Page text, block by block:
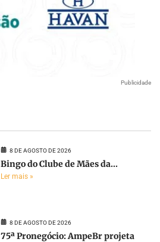
Publicidade
8 DE AGOSTO DE 2026
Bingo do Clube de Mães da...
Ler mais »
8 DE AGOSTO DE 2026
75ª Pronegócio: AmpeBr projeta